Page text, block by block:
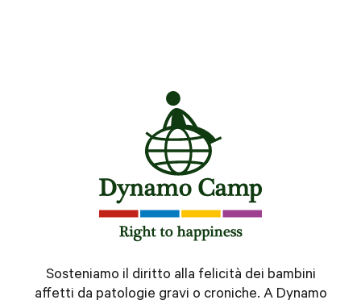
Sosteniamo il diritto alla felicità dei bambini
affetti da patologie gravi o croniche. A Dynamo